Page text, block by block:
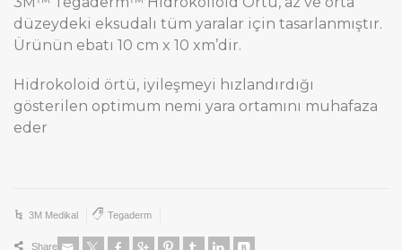
düzeydeki eksudalı tüm yaralar için tasarlanmıştır.
Ürünün ebatı 10 cm x 10 xm’dir.
Hidrokoloid örtü, iyileşmeyi hızlandırdığı
gösterilen optimum nemi yara ortamını muhafaza
eder
3M Medikal Tegaderm
Share